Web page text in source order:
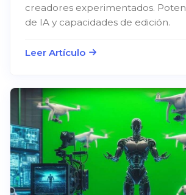
creadores experimentados.
de IA y capacidades de edición.
Leer Artículo